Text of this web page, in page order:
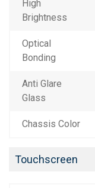
High
Brightness
Optical
Bonding
Anti Glare
Glass
Chassis Color
Touchscreen